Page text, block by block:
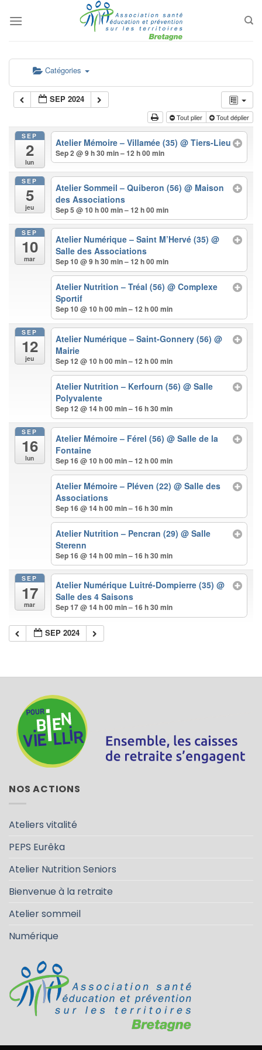
au
Catégories
SEP 2024
Tout plier Tout déplier
SEP
2
lun
Atelier Mémoire – Villamée (35)@ Tiers-Lieu
Sep 2 @ 9 h 30 min – 12 h 00 min
SEP
5
jeu
Atelier Sommeil – Quiberon (56)@ Maison
des Associations
Sep 5 @ 10 h 00 min – 12 h 00 min
SEP
10
mar
Atelier Numérique – Saint M’Hervé (35)@
Salle des Associations
Sep 10 @ 9 h 30 min – 12 h 00 min
Atelier Nutrition – Tréal (56)@ Complexe
Sportif
Sep 10 @ 10 h 00 min – 12 h 00 min
SEP
12
jeu
Atelier Numérique – Saint-Gonnery (56)@
Mairie
Sep 12 @ 10 h 00 min – 12 h 00 min
Atelier Nutrition – Kerfourn (56)@ Salle
Polyvalente
Sep 12 @ 14 h 00 min – 16 h 30 min
SEP
16
lun
Atelier Mémoire – Férel (56)@ Salle de la
Fontaine
Sep 16 @ 10 h 00 min – 12 h 00 min
Atelier Mémoire – Pléven (22)@ Salle des
Associations
Sep 16 @ 14 h 00 min – 16 h 30 min
Atelier Nutrition – Pencran (29)@ Salle
Sterenn
Sep 16 @ 14 h 00 min – 16 h 30 min
SEP
17
mar
Atelier Numérique Luitré-Dompierre (35)@
Salle des 4 Saisons
Sep 17 @ 14 h 00 min – 16 h 30 min
SEP 2024
NOS ACTIONS
Ateliers vitalité
PEPS Eurêka
Atelier Nutrition Seniors
Bienvenue à la retraite
Atelier sommeil
Numérique